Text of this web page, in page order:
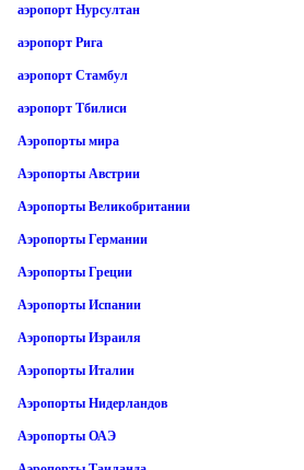
аэропорт Нурсултан
аэропорт Рига
аэропорт Стамбул
аэропорт Тбилиси
Аэропорты мира
Аэропорты Австрии
Аэропорты Великобритании
Аэропорты Германии
Аэропорты Греции
Аэропорты Испании
Аэропорты Израиля
Аэропорты Италии
Аэропорты Нидерландов
Аэропорты ОАЭ